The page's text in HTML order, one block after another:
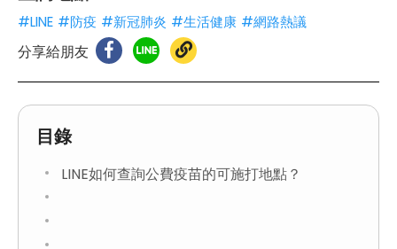
#LINE #防疫 #新冠肺炎 #生活健康 #網路熱議
分享給朋友
目錄
LINE如何查詢公費疫苗的可施打地點？